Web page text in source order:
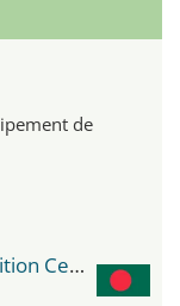
de
Bangladesh-China Friendship Exhibition Center